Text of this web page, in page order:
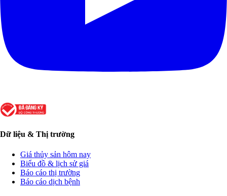
Dữ liệu & Thị trường
Giá thủy sản hôm nay
Biểu đồ & lịch sử giá
Báo cáo thị trường
Báo cáo dịch bệnh